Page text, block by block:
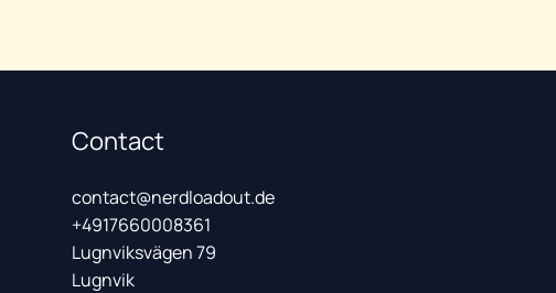
Contact
contact@nerdloadout.de
+4917660008361
Lugnviksvägen 79
Lugnvik